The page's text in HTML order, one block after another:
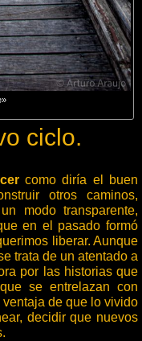
ciclo.
como diría el buen
otros caminos,
modo transparente,
en el pasado formó
liberar. Aunque
trata de un atentado a
por las historias que
se entrelazan con
de que lo vivido
decidir que nuevos